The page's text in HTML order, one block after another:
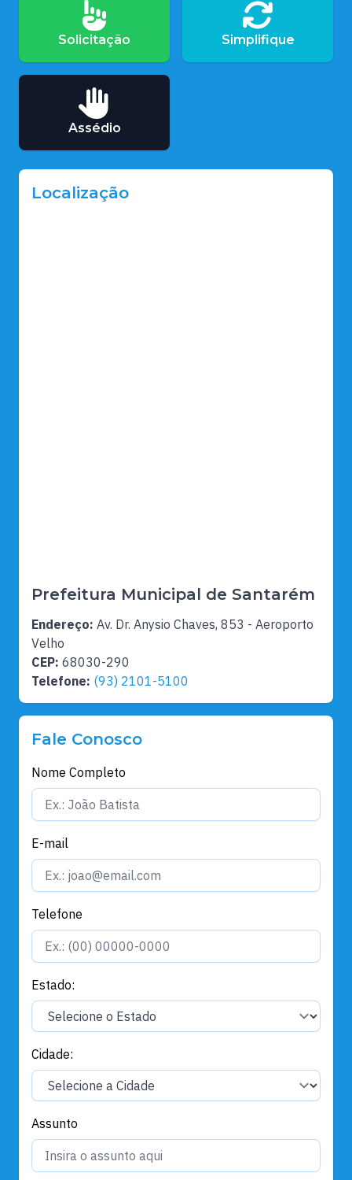
Solicitação Simplifique
Assédio
Localização
Prefeitura Municipal de Santarém
Endereço: Av. Dr. Anysio Chaves, 853 - Aeroporto
Velho
CEP: 68030-290
Telefone: (93) 2101-5100
Fale Conosco
Nome Completo
E-mail
Telefone
Estado:
Cidade:
Assunto